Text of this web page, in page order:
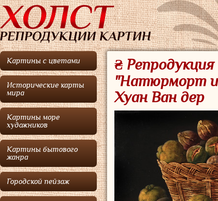
Картины с цветами
Исторические карты
мира
Картины море
художников
Картины бытового
жанра
Городской пейзаж
₴
"Натюрморт
Хуан Ван дер